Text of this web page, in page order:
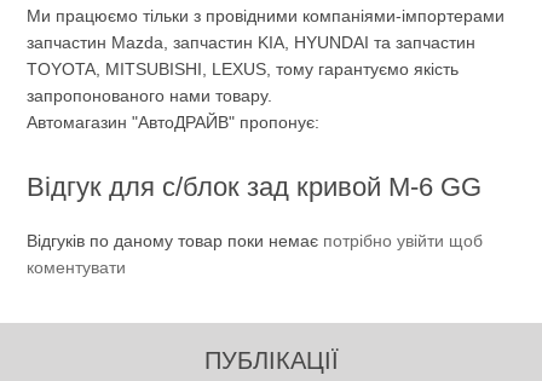
Ми працюємо тільки з провідними компаніями-імпортерами
запчастин Mazda, запчастин KIA, HYUNDAI та запчастин
TOYOTA, MITSUBISHI, LEXUS, тому гарантуємо якість
запропонованого нами товару.
Автомагазин "АвтоДРАЙВ" пропонує:
Відгук для с/блок зад кривой M-6 GG
Відгуків по даному товар поки немає потрібно увійти щоб
коментувати
ПУБЛІКАЦІЇ